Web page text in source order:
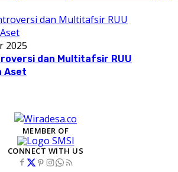
2025
dan Multitafsir RUU
Aset
MEMBER OF
CONNECT WITH US